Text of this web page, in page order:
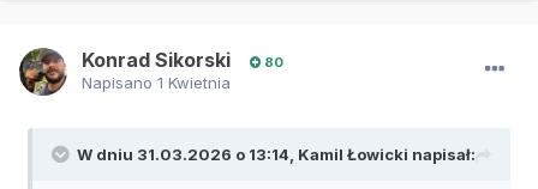
Konrad Sikorski 80
Napisano 1 Kwietnia
W dniu 31.03.2026 o 13:14, Kamil Łowicki napisał: